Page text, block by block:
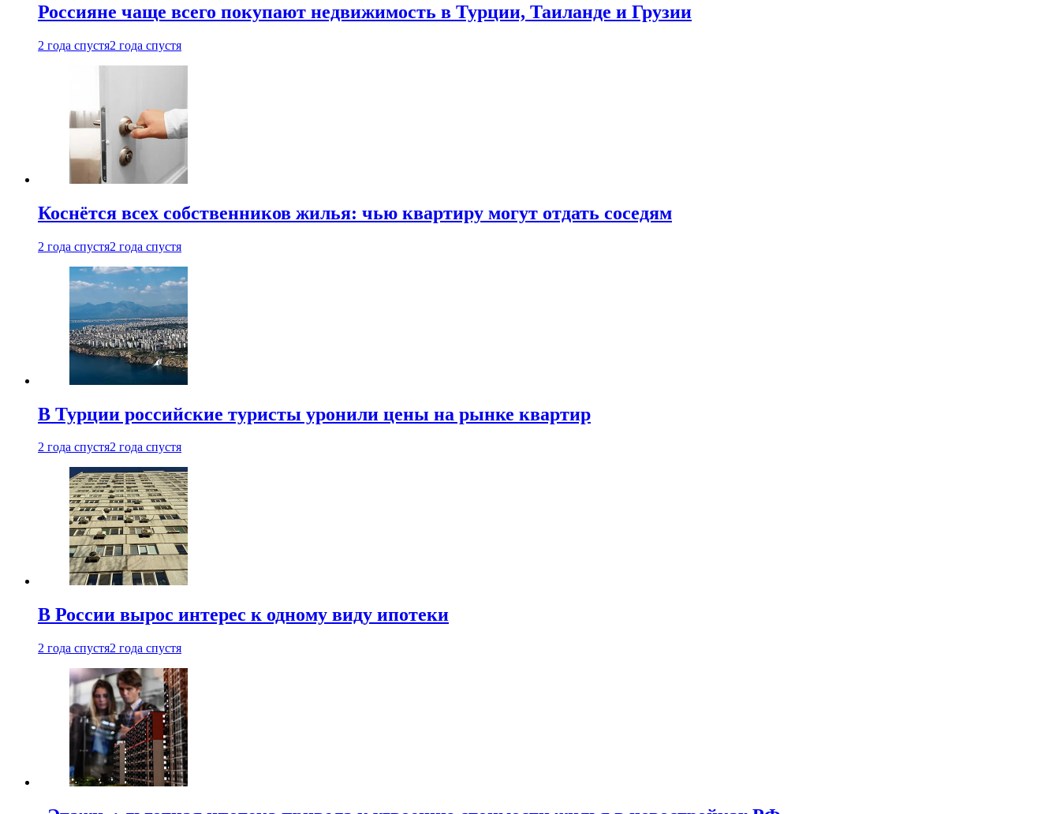
Россияне чаще всего покупают недвижимость в Турции, Таиланде и Грузии
2 года спустя2 года спустя
Коснётся всех собственников жилья: чью квартиру могут отдать соседям
2 года спустя2 года спустя
В Турции российские туристы уронили цены на рынке квартир
2 года спустя2 года спустя
В России вырос интерес к одному виду ипотеки
2 года спустя2 года спустя